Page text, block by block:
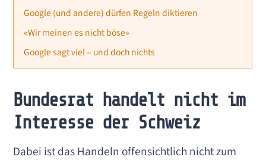
Google (und andere) dürfen Regeln diktieren
«Wir meinen es nicht böse»
Google sagt viel – und doch nichts
Bundesrat handelt nicht im
Interesse der Schweiz
Dabei ist das Handeln offensichtlich nicht zum